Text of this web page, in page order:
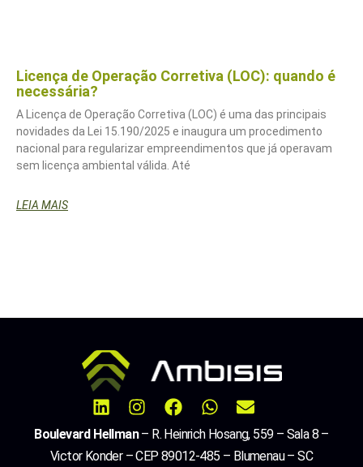
Licença de Operação Corretiva (LOC): quando é
necessária?
A Licença de Operação Corretiva (LOC) é uma das principais
novidades da Lei 15.190/2025 e inaugura um procedimento
nacional para regularizar empreendimentos que já operavam
sem licença ambiental válida. Até
LEIA MAIS
Boulevard Hellman– R. Heinrich Hosang, 559 – Sala 8 –
Victor Konder – CEP 89012-485 – Blumenau – SC